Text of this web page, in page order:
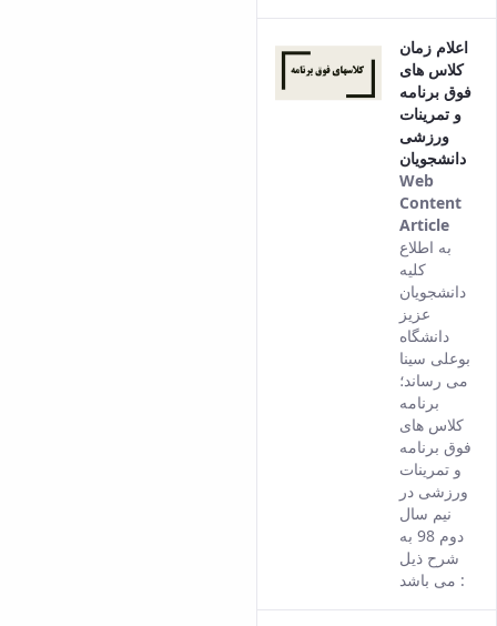
اعلام زمان
کلاس های
فوق برنامه
و تمرینات
ورزشی
دانشجویان
Web
Content
Article
به اطلاع
کلیه
دانشجویان
عزیز
دانشگاه
بوعلی سینا
می رساند؛
برنامه
کلاس های
فوق برنامه
و تمرینات
ورزشی در
نیم سال
دوم 98 به
شرح ذیل
می باشد :